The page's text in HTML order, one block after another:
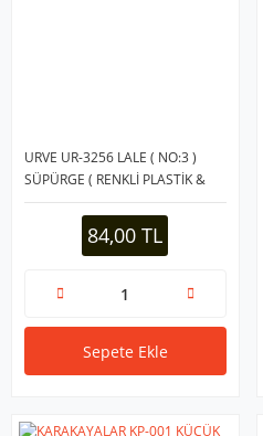
URVE UR-3256 LALE ( NO:3 )
SÜPÜRGE ( RENKLİ PLASTİK &
SAPTAK SAPLI )*30
84,00 TL
Sepete Ekle